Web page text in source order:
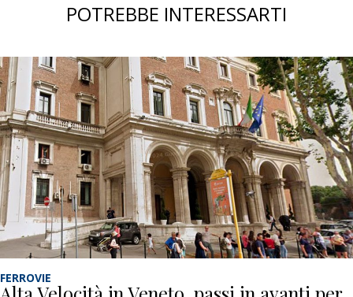
POTREBBE INTERESSARTI
FERROVIE